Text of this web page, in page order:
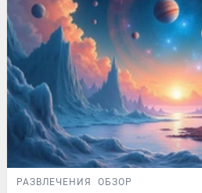
РАЗВЛЕЧЕНИЯ ОБЗОР